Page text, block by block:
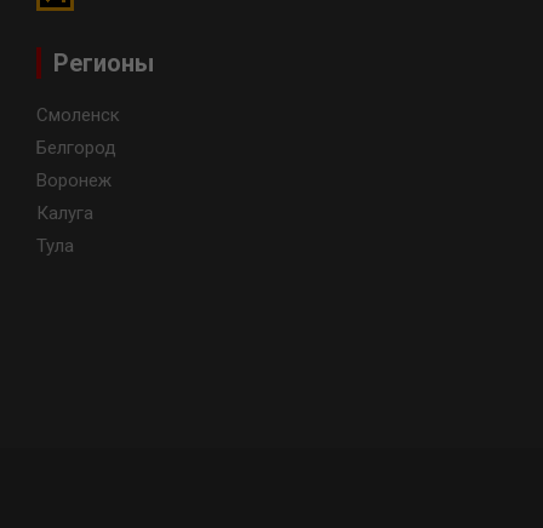
Регионы
Смоленск
Белгород
Воронеж
Калуга
Тула